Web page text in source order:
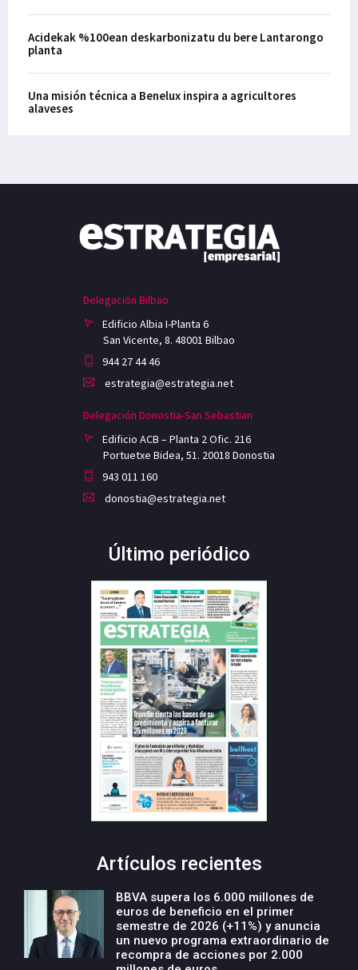
Acidekak %100ean deskarbonizatu du bere Lantarongo
planta
Una misión técnica a Benelux inspira a agricultores
alaveses
Delegación Bilbao
Edificio Albia I-Planta 6
San Vicente, 8. 48001 Bilbao
944 27 44 46
estrategia@estrategia.net
Delegación Donostia-San Sebastian
Edificio ACB – Planta 2 Ofic. 216
Portuetxe Bidea, 51. 20018 Donostia
943 011 160
donostia@estrategia.net
Último periódico
Artículos recientes
BBVA supera los 6.000 millones de
euros de beneficio en el primer
semestre de 2026 (+11%) y anuncia
un nuevo programa extraordinario de
recompra de acciones por 2.000